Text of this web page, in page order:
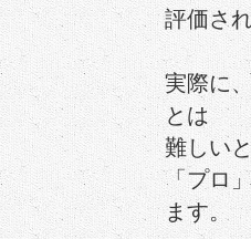
評価さ
実際に
とは
難しい
「プロ
ます。